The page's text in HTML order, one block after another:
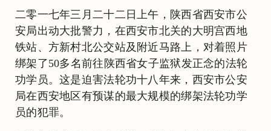
二零一七年三月二十二日上午，陕西省西安市公
安局出动大批警力，在西安市北关的大明宫西地
铁站、方新村北公交站及附近马路上，对着照片
绑架了50多名前往陕西省女子监狱发正念的法轮
功学员。这是迫害法轮功十八年来，西安市公安
局在西安地区有预谋的最大规模的绑架法轮功学
员的犯罪。